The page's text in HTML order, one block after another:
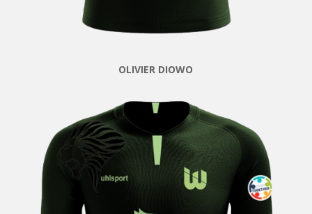
OLIVIER DIOWO